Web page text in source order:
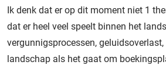
Ik denk dat er op dit moment niet 1
dat er heel veel speelt binnen het
vergunnigsprocessen,
landschap als het gaat om